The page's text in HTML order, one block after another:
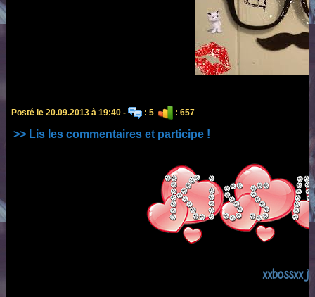
Posté le 20.09.2013 à 19:40 - : 5 : 657
>> Lis les commentaires et participe !
xxbossxx